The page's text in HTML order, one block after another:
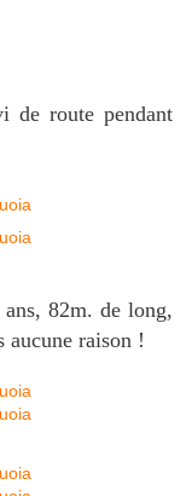
de route pendant
ans, 82m. de long,
aucune raison !